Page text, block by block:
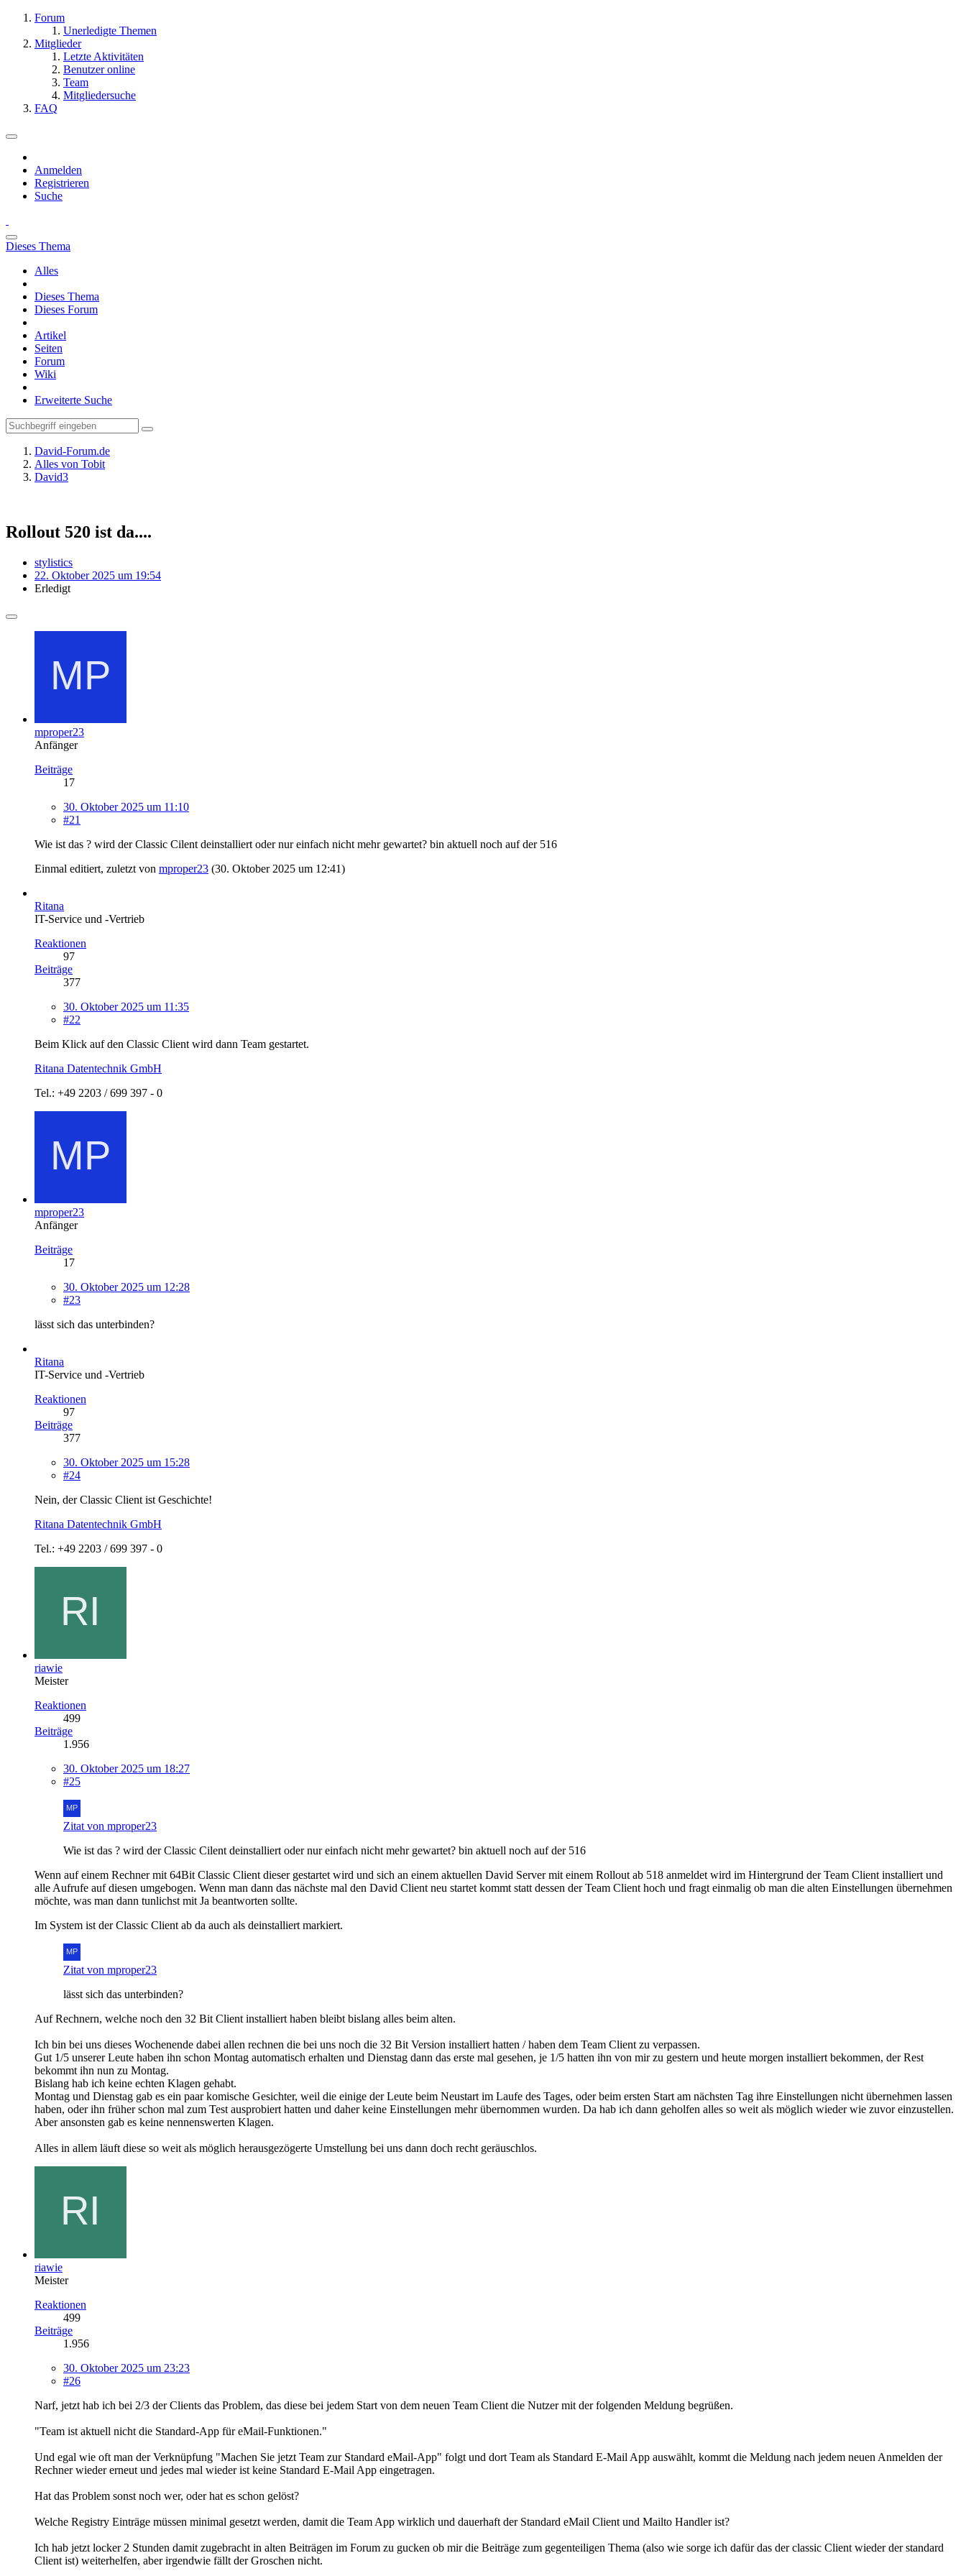
Forum
Unerledigte Themen
Mitglieder
Letzte Aktivitäten
Benutzer online
Team
Mitgliedersuche
FAQ
Anmelden
Registrieren
Suche
Dieses Thema
Alles
Dieses Thema
Dieses Forum
Artikel
Seiten
Forum
Wiki
Erweiterte Suche
David-Forum.de
Alles von Tobit
David3
Rollout 520 ist da....
stylistics
22. Oktober 2025 um 19:54
Erledigt
mproper23
Anfänger
Beiträge
17
30. Oktober 2025 um 11:10
#21
Wie ist das ? wird der Classic Cilent deinstalliert oder nur einfach nicht mehr gewartet? bin aktuell noch auf der 516
Einmal editiert, zuletzt von mproper23 (30. Oktober 2025 um 12:41)
Ritana
IT-Service und -Vertrieb
Reaktionen
97
Beiträge
377
30. Oktober 2025 um 11:35
#22
Beim Klick auf den Classic Client wird dann Team gestartet.
Ritana Datentechnik GmbH
Tel.: +49 2203 / 699 397 - 0
mproper23
Anfänger
Beiträge
17
30. Oktober 2025 um 12:28
#23
lässt sich das unterbinden?
Ritana
IT-Service und -Vertrieb
Reaktionen
97
Beiträge
377
30. Oktober 2025 um 15:28
#24
Nein, der Classic Client ist Geschichte!
Ritana Datentechnik GmbH
Tel.: +49 2203 / 699 397 - 0
riawie
Meister
Reaktionen
499
Beiträge
1.956
30. Oktober 2025 um 18:27
#25
Zitat von mproper23
Wie ist das ? wird der Classic Cilent deinstalliert oder nur einfach nicht mehr gewartet? bin aktuell noch auf der 516
Wenn auf einem Rechner mit 64Bit Classic Client dieser gestartet wird und sich an einem aktuellen David Server mit einem Rollout ab 518 anmeldet wird im Hintergrund der Team Client installiert und
alle Aufrufe auf diesen umgebogen. Wenn man dann das nächste mal den David Client neu startet kommt statt dessen der Team Client hoch und fragt einmalig ob man die alten Einstellungen übernehmen
möchte, was man dann tunlichst mit Ja beantworten sollte.
Im System ist der Classic Client ab da auch als deinstalliert markiert.
Zitat von mproper23
lässt sich das unterbinden?
Auf Rechnern, welche noch den 32 Bit Client installiert haben bleibt bislang alles beim alten.
Ich bin bei uns dieses Wochenende dabei allen rechnen die bei uns noch die 32 Bit Version installiert hatten / haben dem Team Client zu verpassen.
Gut 1/5 unserer Leute haben ihn schon Montag automatisch erhalten und Dienstag dann das erste mal gesehen, je 1/5 hatten ihn von mir zu gestern und heute morgen installiert bekommen, der Rest
bekommt ihn nun zu Montag.
Bislang hab ich keine echten Klagen gehabt.
Montag und Dienstag gab es ein paar komische Gesichter, weil die einige der Leute beim Neustart im Laufe des Tages, oder beim ersten Start am nächsten Tag ihre Einstellungen nicht übernehmen lassen
haben, oder ihn früher schon mal zum Test ausprobiert hatten und daher keine Einstellungen mehr übernommen wurden. Da hab ich dann geholfen alles so weit als möglich wieder wie zuvor einzustellen.
Aber ansonsten gab es keine nennenswerten Klagen.
Alles in allem läuft diese so weit als möglich herausgezögerte Umstellung bei uns dann doch recht geräuschlos.
riawie
Meister
Reaktionen
499
Beiträge
1.956
30. Oktober 2025 um 23:23
#26
Narf, jetzt hab ich bei 2/3 der Clients das Problem, das diese bei jedem Start von dem neuen Team Client die Nutzer mit der folgenden Meldung begrüßen.
"Team ist aktuell nicht die Standard-App für eMail-Funktionen."
Und egal wie oft man der Verknüpfung "Machen Sie jetzt Team zur Standard eMail-App" folgt und dort Team als Standard E-Mail App auswählt, kommt die Meldung nach jedem neuen Anmelden der
Rechner wieder erneut und jedes mal wieder ist keine Standard E-Mail App eingetragen.
Hat das Problem sonst noch wer, oder hat es schon gelöst?
Welche Registry Einträge müssen minimal gesetzt werden, damit die Team App wirklich und dauerhaft der Standard eMail Client und Mailto Handler ist?
Ich hab jetzt locker 2 Stunden damit zugebracht in alten Beiträgen im Forum zu gucken ob mir die Beiträge zum gegenteiligen Thema (also wie sorge ich dafür das der classic Client wieder der standard
Client ist) weiterhelfen, aber irgendwie fällt der Groschen nicht.